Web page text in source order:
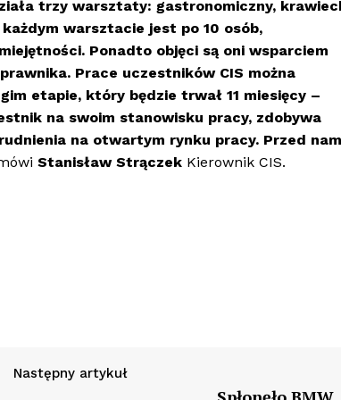
trzy warsztaty: gastronomiczny,
warsztacie jest po 10 osób,
Ponadto objęci są oni wsparciem
Prace uczestników CIS można
etapie, który będzie trwał 11 miesięcy –
na swoim stanowisku pracy, zdobywa
na otwartym rynku pracy. Przed
Stanisław Strączek Kierownik CIS.
Następny artykuł